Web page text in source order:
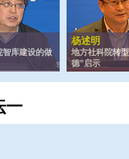
智库建设的做
杨述明
地方社科院转
德”启示
一